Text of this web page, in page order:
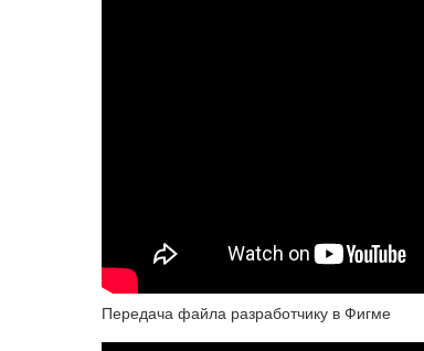
Передача файла разработчику в Фигме